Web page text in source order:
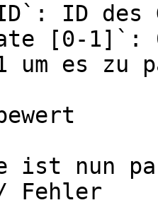
ID des
[0-1]`: 0
um es zu
ist nun
Fehler